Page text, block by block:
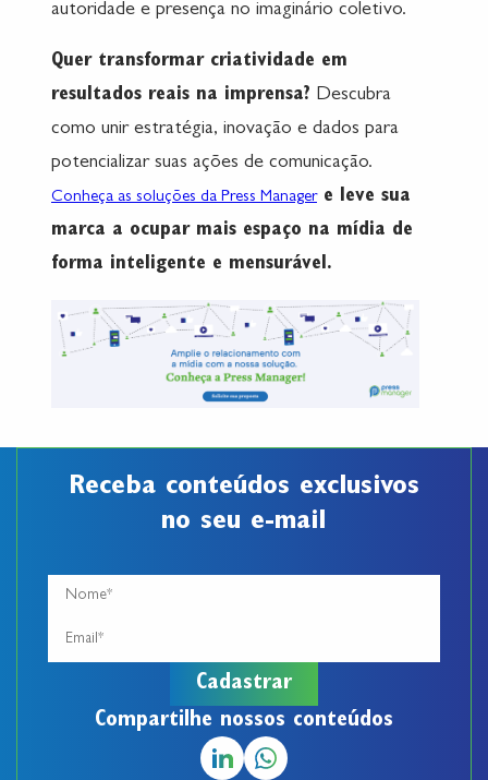
autoridade e presença no imaginário coletivo.
Quer transformar criatividade em
resultados reais na imprensa? Descubra
como unir estratégia, inovação e dados para
potencializar suas ações de comunicação.
Conheça as soluções da Press Managere leve sua
marca a ocupar mais espaço na mídia de
forma inteligente e mensurável.
Receba conteúdos exclusivos
no seu e-mail
Compartilhe nossos conteúdos